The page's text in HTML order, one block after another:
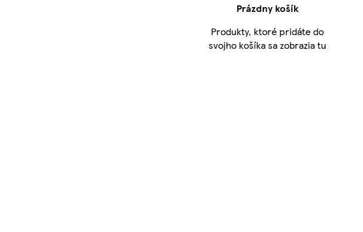
Prázdny košík
Produkty, ktoré pridáte do
svojho košíka sa zobrazia tu